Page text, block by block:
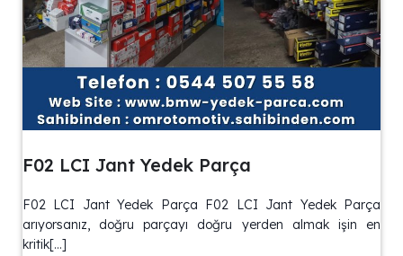
F02 LCI Jant Yedek Parça
F02 LCI Jant Yedek Parça F02 LCI Jant Yedek Parça
arıyorsanız, doğru parçayı doğru yerden almak işin en
kritik[…]